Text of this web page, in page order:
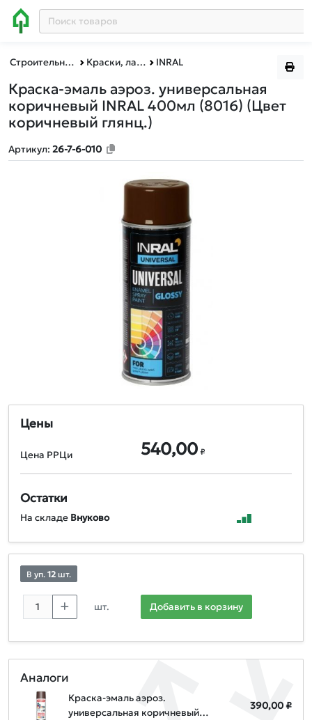
Строительные и отделочные материалы Краски, лаки, грунтовки аэрозольные INRAL
Краска-эмаль аэроз. универсальная
коричневый INRAL 400мл (8016) (Цвет
коричневый глянц.)
Артикул: 26-7-6-010
Цены
Цена РРЦи 540,00 ₽
Остатки
На складе Внуково
В уп. 12 шт.
шт. Добавить в корзину
Аналоги
Краска-эмаль аэроз.
универсальная коричневый
390,00 ₽